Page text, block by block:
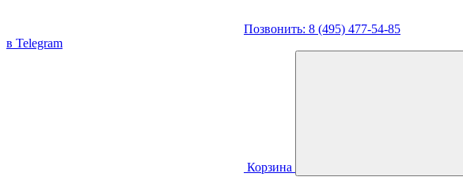
Позвонить: 8 (495) 477-54-85
в Telegram
Корзина